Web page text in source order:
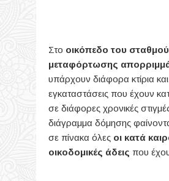
Στο οικόπεδο του σταθμού
μεταφόρτωσης
υπάρχουν διάφορα κτίρια και
εγκαταστάσεις που έχουν
σε διάφορες χρονικές
διάγραμμα δόμησης
σε πίνακα όλες οι κατά
οικοδομικές άδεις που